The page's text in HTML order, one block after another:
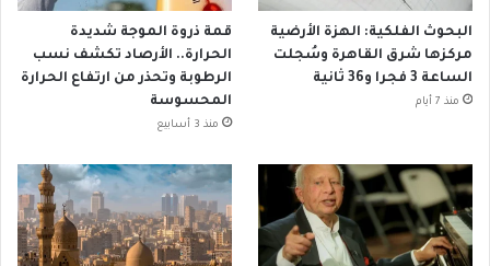
البحوث الفلكية: الهزة الأرضية
مركزها شرق القاهرة وسُجلت
الساعة 3 فجرا و36 ثانية
منذ 7 أيام
قمة ذروة الموجة شديدة
الحرارة.. الأرصاد تكشف نسب
الرطوبة وتحذر من ارتفاع الحرارة
المحسوسة
منذ 3 أسابيع